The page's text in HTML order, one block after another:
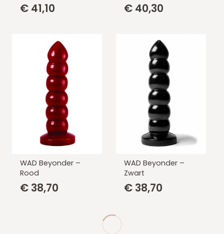
€ 41,10 € 40,30
WAD Beyonder –
Rood
€ 38,70
WAD Beyonder –
Zwart
€ 38,70